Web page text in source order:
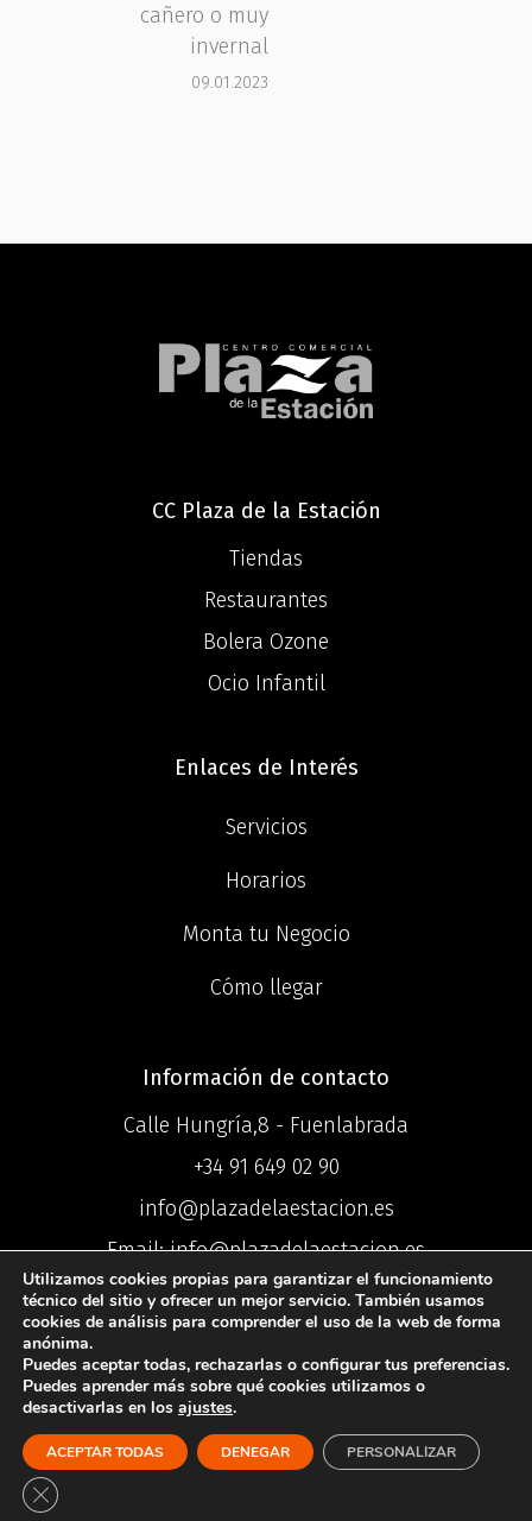
cañero o muy
invernal
09.01.2023
CC Plaza de la Estación
Tiendas
Restaurantes
Bolera Ozone
Ocio Infantil
Enlaces de Interés
Servicios
Horarios
Monta tu Negocio
Cómo llegar
Información de contacto
Calle Hungría,8 - Fuenlabrada
+34 91 649 02 90
info@plazadelaestacion.es
Email: info@plazadelaestacion.es
©2025 Centro
Comercial Plaza de la Estación ®
Política de PrivacidadIPolítica de
Utilizamos cookies propias para garantizar el funcionamiento
técnico del sitio y ofrecer un mejor servicio. También usamos
cookies de análisis para comprender el uso de la web de forma
anónima.
Puedes aceptar todas, rechazarlas o configurar tus preferencias.
Puedes aprender más sobre qué cookies utilizamos o
desactivarlas en los ajustes.
ACEPTAR TODAS DENEGAR PERSONALIZAR
Cerrar el banner de cookies RGPD